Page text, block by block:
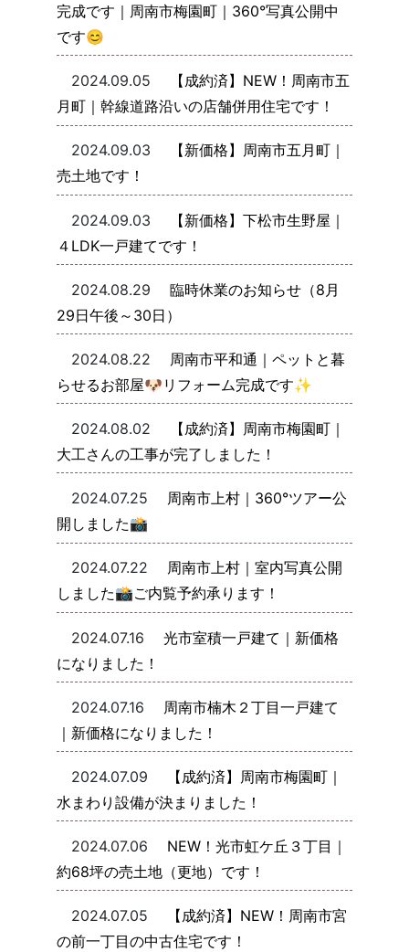
完成です｜周南市梅園町｜360°写真公開中
です😊
2024.09.05
【成約済】NEW！周南市五
月町｜幹線道路沿いの店舗併用住宅です！
2024.09.03
【新価格】周南市五月町｜
売土地です！
2024.09.03
【新価格】下松市生野屋｜
４LDK一戸建てです！
2024.08.29
臨時休業のお知らせ（8月
29日午後～30日）
2024.08.22
周南市平和通｜ペットと暮
らせるお部屋🐶リフォーム完成です✨
2024.08.02
【成約済】周南市梅園町｜
大工さんの工事が完了しました！
2024.07.25
周南市上村｜360°ツアー公
開しました📸
2024.07.22
周南市上村｜室内写真公開
しました📸ご内覧予約承ります！
2024.07.16
光市室積一戸建て｜新価格
になりました！
2024.07.16
周南市楠木２丁目一戸建て
｜新価格になりました！
2024.07.09
【成約済】周南市梅園町｜
水まわり設備が決まりました！
2024.07.06
NEW！光市虹ケ丘３丁目｜
約68坪の売土地（更地）です！
2024.07.05
【成約済】NEW！周南市宮
の前一丁目の中古住宅です！